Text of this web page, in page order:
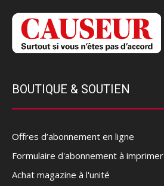
BOUTIQUE & SOUTIEN
Offres d’abonnement en ligne
Formulaire d'abonnement à imprimer
Achat magazine à l'unité